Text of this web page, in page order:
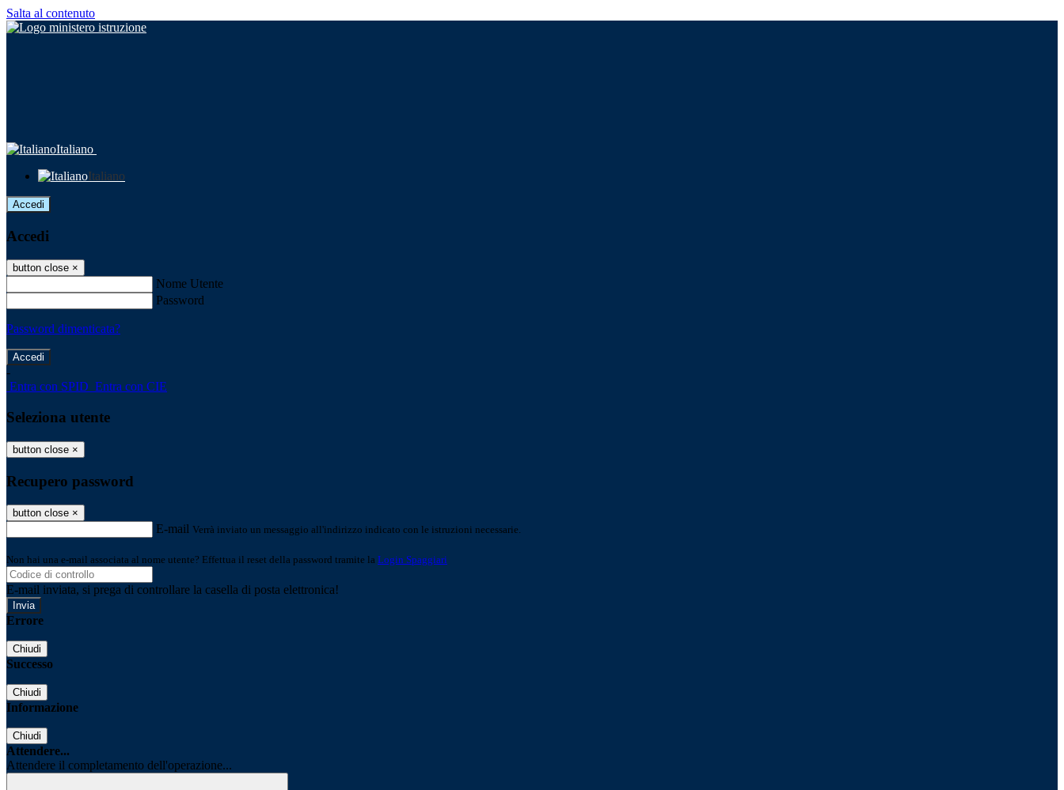
Salta al contenuto
Italiano
Italiano
Accedi
Accedi
button close ×
Nome Utente
Password
Password dimenticata?
-
Entra con SPID Entra con CIE
Seleziona utente
button close ×
Recupero password
button close ×
E-mail Verrà inviato un messaggio all'indirizzo indicato con le istruzioni necessarie.
Non hai una e-mail associata al nome utente? Effettua il reset della password tramite la Login Spaggiari
E-mail inviata, si prega di controllare la casella di posta elettronica!
Errore
Chiudi
Successo
Chiudi
Informazione
Chiudi
Attendere...
Attendere il completamento dell'operazione...